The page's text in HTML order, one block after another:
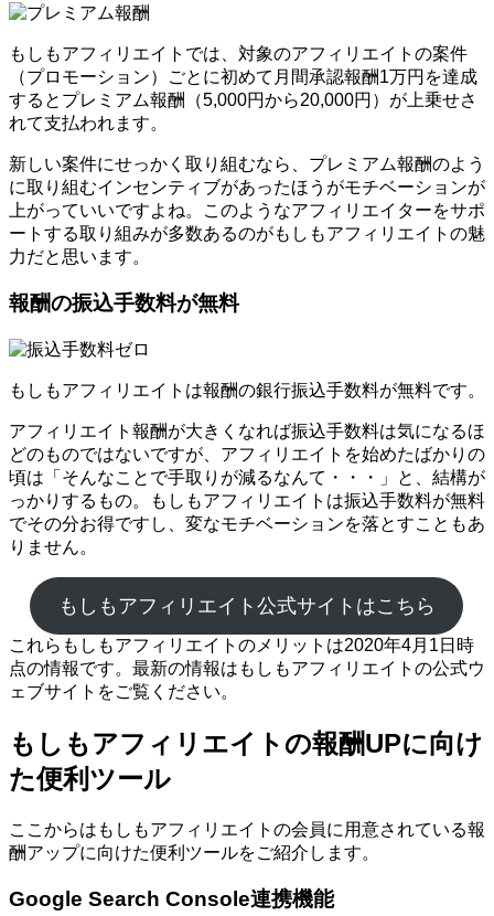
もしもアフィリエイトでは、対象のアフィリエイトの案件
（プロモーション）ごとに初めて月間承認報酬1万円を達成
するとプレミアム報酬（5,000円から20,000円）が上乗せさ
れて支払われます。
新しい案件にせっかく取り組むなら、プレミアム報酬のよう
に取り組むインセンティブがあったほうがモチベーションが
上がっていいですよね。このようなアフィリエイターをサポ
ートする取り組みが多数あるのがもしもアフィリエイトの魅
力だと思います。
報酬の振込手数料が無料
もしもアフィリエイトは報酬の銀行振込手数料が無料です。
アフィリエイト報酬が大きくなれば振込手数料は気になるほ
どのものではないですが、アフィリエイトを始めたばかりの
頃は「そんなことで手取りが減るなんて・・・」と、結構が
っかりするもの。もしもアフィリエイトは振込手数料が無料
でその分お得ですし、変なモチベーションを落とすこともあ
りません。
もしもアフィリエイト公式サイトはこちら
これらもしもアフィリエイトのメリットは2020年4月1日時
点の情報です。最新の情報はもしもアフィリエイトの公式ウ
ェブサイトをご覧ください。
もしもアフィリエイトの報酬UPに向け
た便利ツール
ここからはもしもアフィリエイトの会員に用意されている報
酬アップに向けた便利ツールをご紹介します。
Google Search Console連携機能